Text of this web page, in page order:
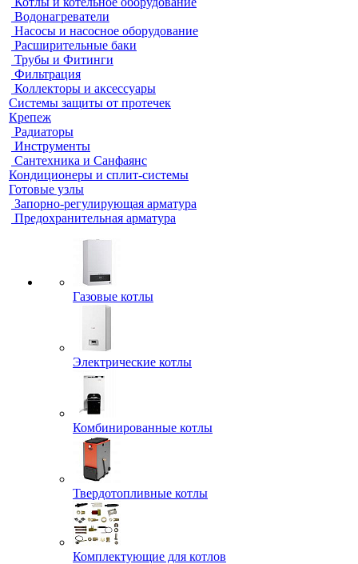
Водонагреватели
Насосы и насосное оборудование
Расширительные баки
Трубы и Фитинги
Фильтрация
Коллекторы и аксессуары
Системы защиты от протечек
Крепеж
Радиаторы
Инструменты
Сантехника и Санфаянс
Кондиционеры и сплит-системы
Готовые узлы
Запорно-регулирующая арматура
Предохранительная арматура
Газовые котлы
Электрические котлы
Комбинированные котлы
Твердотопливные котлы
Комплектующие для котлов